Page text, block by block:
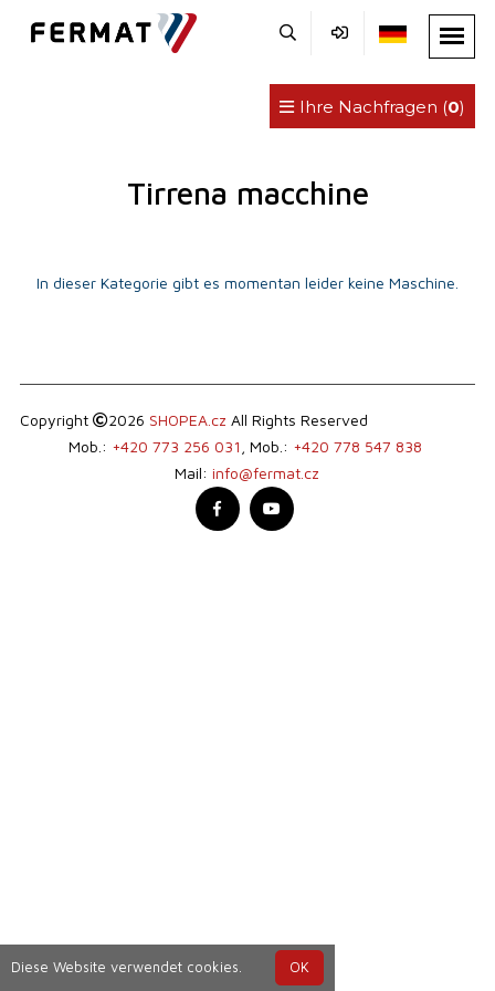
Ihre Nachfragen (0)
Tirrena macchine
In dieser Kategorie gibt es momentan leider keine Maschine.
Copyright 2026 SHOPEA.cz All Rights Reserved
Mob.: +420 773 256 031 , Mob.: +420 778 547 838
Mail: info@fermat.cz
Diese Website verwendet cookies. OK